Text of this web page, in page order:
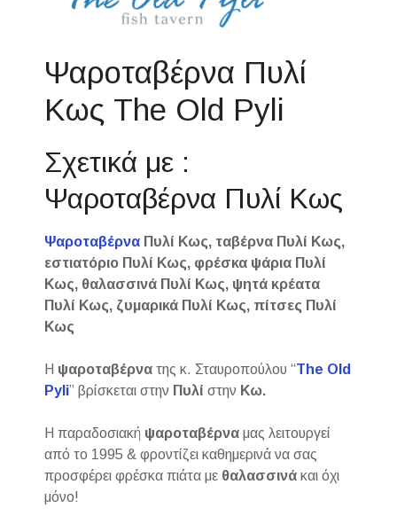
Ψαροταβέρνα Πυλί
Κως The Old Pyli
Σχετικά με :
Ψαροταβέρνα Πυλί Κως
Ψαροταβέρνα Πυλί Κως, ταβέρνα Πυλί Κως,
εστιατόριο Πυλί Κως, φρέσκα ψάρια Πυλί
Κως, θαλασσινά Πυλί Κως, ψητά κρέατα
Πυλί Κως, ζυμαρικά Πυλί Κως, πίτσες Πυλί
Κως
Η ψαροταβέρνα της κ. Σταυροπούλου “The Old
Pyli” βρίσκεται στην Πυλί στην Κω.
Η παραδοσιακή ψαροταβέρνα μας λειτουργεί
από το 1995 & φροντίζει καθημερινά να σας
προσφέρει φρέσκα πιάτα με θαλασσινά και όχι
μόνο!